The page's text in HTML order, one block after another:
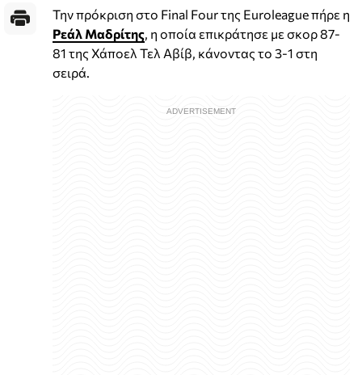
Την πρόκριση στο Final Four της Euroleague πήρε η
Ρεάλ Μαδρίτης , η οποία επικράτησε με σκορ 87-
81 της Χάποελ Τελ Αβίβ, κάνοντας το 3-1 στη
σειρά.